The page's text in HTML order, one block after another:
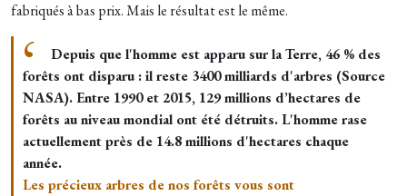
fabriqués à bas prix. Mais le résultat est le même.
Depuis que l'homme est apparu sur la Terre, 46 % des
forêts ont disparu : il reste 3400 milliards d'arbres (Source
NASA). Entre 1990 et 2015, 129 millions d’hectares de
forêts au niveau mondial ont été détruits. L'homme rase
actuellement près de 14.8 millions d'hectares chaque
année.
Les précieux arbres de nos forêts vous sont